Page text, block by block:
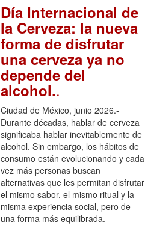
Día Internacional de
la Cerveza: la nueva
forma de disfrutar
una cerveza ya no
depende del
alcohol..
Ciudad de México, junio 2026.-
Durante décadas, hablar de cerveza
significaba hablar inevitablemente de
alcohol. Sin embargo, los hábitos de
consumo están evolucionando y cada
vez más personas buscan
alternativas que les permitan disfrutar
el mismo sabor, el mismo ritual y la
misma experiencia social, pero de
una forma más equilibrada.